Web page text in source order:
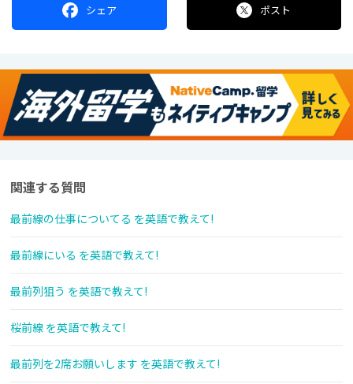
シェア ポスト
関連する質問
最前線の仕事についてる を英語で教えて!
最前線にいる を英語で教えて!
最前列狙う を英語で教えて!
桜前線 を英語で教えて!
最前列を2席お願いします を英語で教えて!